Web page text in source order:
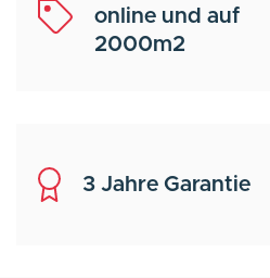
online und auf
2000m2
3 Jahre Garantie